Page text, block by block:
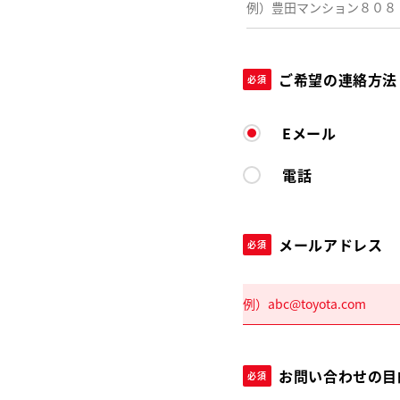
必須 ご希望の連絡方法
Eメール
電話
必須 メールアドレス
必須 お問い合わせの